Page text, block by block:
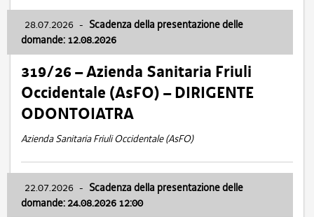
28.07.2026 - Scadenza della presentazione delle
domande: 12.08.2026
319/26 – Azienda Sanitaria Friuli
Occidentale (AsFO) – DIRIGENTE
ODONTOIATRA
Azienda Sanitaria Friuli Occidentale (AsFO)
22.07.2026 - Scadenza della presentazione delle
domande: 24.08.2026 12:00